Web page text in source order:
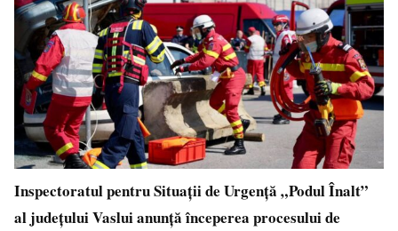
Inspectoratul pentru Situații de Urgență „Podul Înalt”
al județului Vaslui anunță începerea procesului de